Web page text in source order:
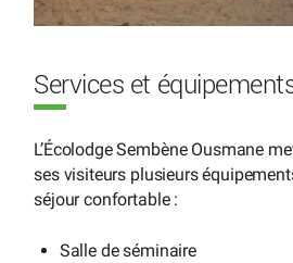
Services et
L’Écolodge Sembène Ousmane
ses visiteurs plusieurs
séjour confortable :
Salle de séminaire